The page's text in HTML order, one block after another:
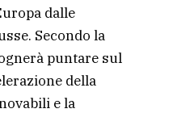
dalle
Secondo la
puntare sul
della
e la